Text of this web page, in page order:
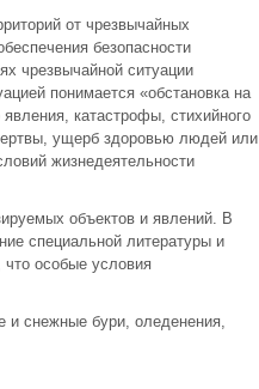
от чрезвычайных
безопасности
чрез­вычайной ситуации
понимается «обстановка на
катастрофы, стихийного
ущерб здоровью людей или
жизнедеятель­ности
объектов и явлений. В
специальной литературы и
особые условия
и снежные бури, оледенения,